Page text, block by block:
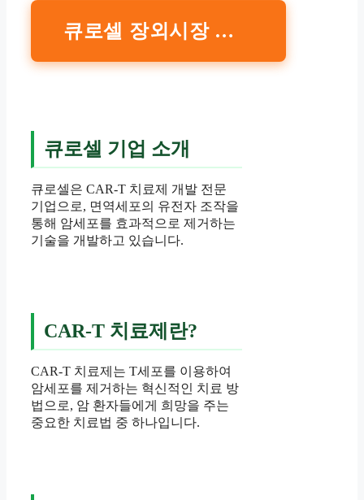
큐로셀 장외시장 가격 확인하기
큐로셀 기업 소개
큐로셀은 CAR-T 치료제 개발 전문
기업으로, 면역세포의 유전자 조작을
통해 암세포를 효과적으로 제거하는
기술을 개발하고 있습니다.
CAR-T 치료제란?
CAR-T 치료제는 T세포를 이용하여
암세포를 제거하는 혁신적인 치료 방
법으로, 암 환자들에게 희망을 주는
중요한 치료법 중 하나입니다.